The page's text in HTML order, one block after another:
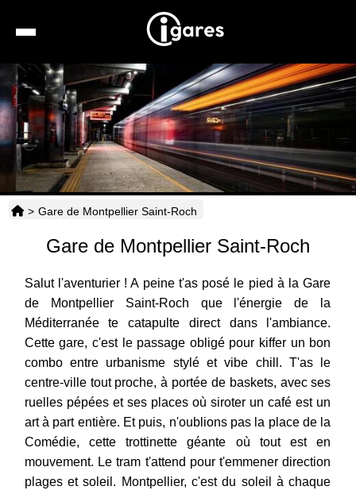
Recherche
Location de voiture
Hôtels
Taxis
> Gare de Montpellier Saint-Roch
Gare de Montpellier Saint-Roch
Salut l'aventurier ! A peine t'as posé le pied à la Gare
de Montpellier Saint-Roch que l'énergie de la
Méditerranée te catapulte direct dans l'ambiance.
Cette gare, c'est le passage obligé pour kiffer un bon
combo entre urbanisme stylé et vibe chill. T'as le
centre-ville tout proche, à portée de baskets, avec ses
ruelles pépées et ses places où siroter un café est un
art à part entière. Et puis, n'oublions pas la place de la
Comédie, cette trottinette géante où tout est en
mouvement. Le tram t'attend pour t'emmener direction
plages et soleil. Montpellier, c'est du soleil à chaque